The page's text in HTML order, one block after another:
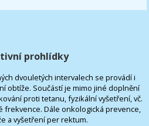
prohlídky
dvouletých intervalech se provádí i
obtíže. Součástí je mimo jiné doplnění
proti tetanu, fyzikální vyšetření, vč.
frekvence. Dále onkologická prevence,
a vyšetření per rektum.